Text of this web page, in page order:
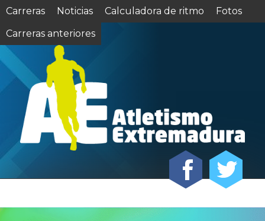
Carreras Noticias Calculadora de ritmo
Fotos
Carreras anteriores